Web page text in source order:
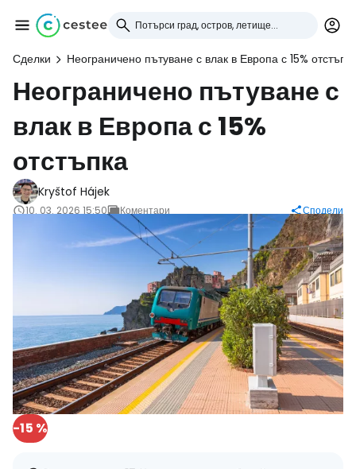
Сделки Неограничено пътуване с влак в Европа с 15%
Неограничено пътуване с
влак в Европа с 15%
отстъпка
Kryštof Hájek
10. 03. 2026 15:50 Коментари Сподели
-15 %
Влезте в Cestee
... световната общност на туристите
Продължете с Google
Продължете с Facebook
Продължете с имейл